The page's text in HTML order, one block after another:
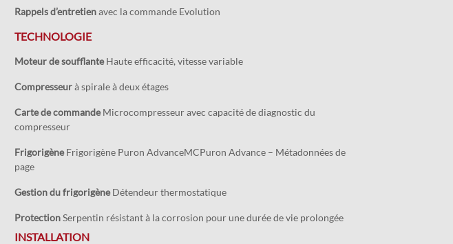
Rappels d’entretienavec la commande Evolution
TECHNOLOGIE
Moteur de soufflanteHaute efficacité, vitesse variable
Compresseurà spirale à deux étages
Carte de commandeMicrocompresseur avec capacité de diagnostic du
compresseur
FrigorigèneFrigorigène Puron AdvanceMCPuron Advance – Métadonnées de
page
Gestion du frigorigèneDétendeur thermostatique
ProtectionSerpentin résistant à la corrosion pour une durée de vie prolongée
INSTALLATION